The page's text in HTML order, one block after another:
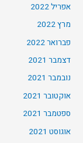
אפריל 2022
מרץ 2022
פברואר 2022
דצמבר 2021
נובמבר 2021
אוקטובר 2021
ספטמבר 2021
אוגוסט 2021